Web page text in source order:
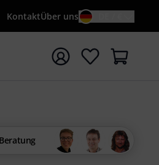
KontaktÜber uns
starten
Beratung